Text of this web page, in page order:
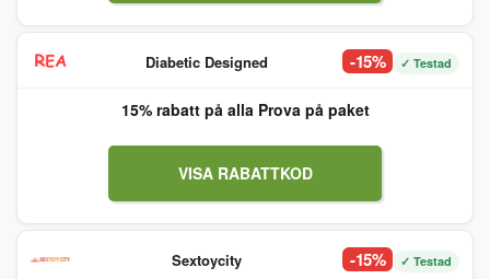
Diabetic Designed -15% ✓ Testad
15% rabatt på alla Prova på paket
VISA RABATTKOD
Sextoycity -15% ✓ Testad